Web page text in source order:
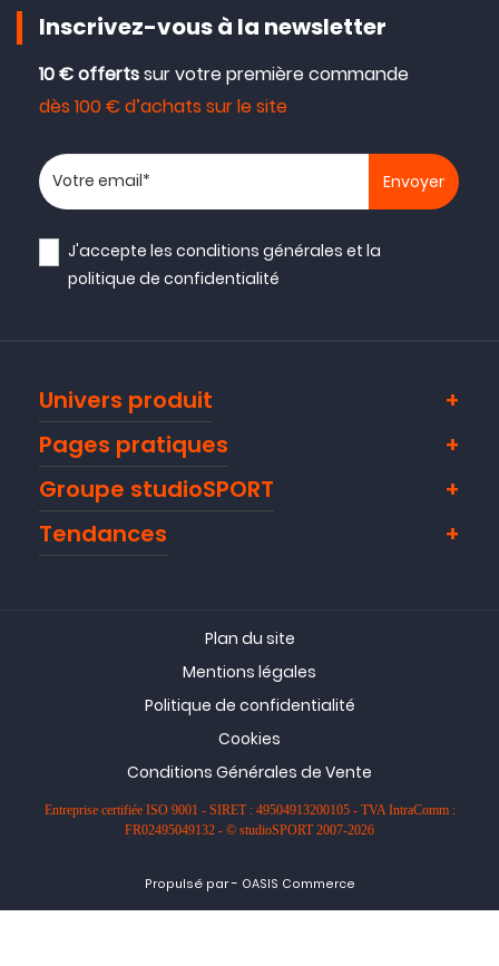
Inscrivez-vous à la newsletter
10 € offertssur votre première commande
dès 100 € d’achats sur le site
Votre adresse email
J'accepte lesconditions générales et la
politique de confidentialité
Univers produit
Pages pratiques
Groupe studioSPORT
Tendances
Plan du site
Mentions légales
Politique de confidentialité
Cookies
Conditions Générales de Vente
Entreprise certifiée ISO 9001 - SIRET : 49504913200105 - TVA IntraComm :
FR02495049132 - © studioSPORT 2007-2026
Propulsé par- OASIS Commerce